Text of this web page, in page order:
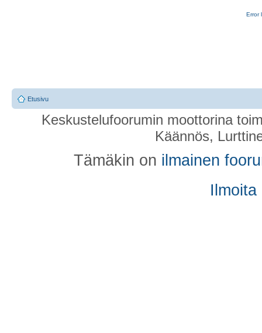
Error
Etusivu
Keskustelufoorumin moottorina
Käännös,
Tämäkin on ilmainen